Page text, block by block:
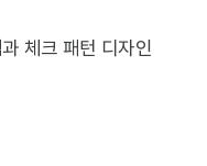
체크 패턴 디자인